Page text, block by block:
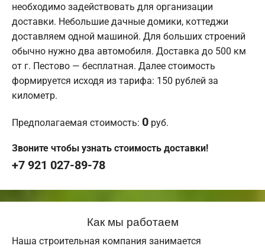
необходимо задействовать для организации
доставки. Небольшие дачные домики, коттеджи
доставляем одной машиной. Для больших строений
обычно нужно два автомобиля. Доставка до 500 км
от г. Пестово — бесплатная. Далее стоимость
формируется исходя из тарифа: 150 рублей за
километр.
Предполагаемая стоимость: 0 руб.
Звоните чтобы узнать стоимость доставки!
+7 921 027-89-78
Как мы работаем
Наша строительная компания занимается